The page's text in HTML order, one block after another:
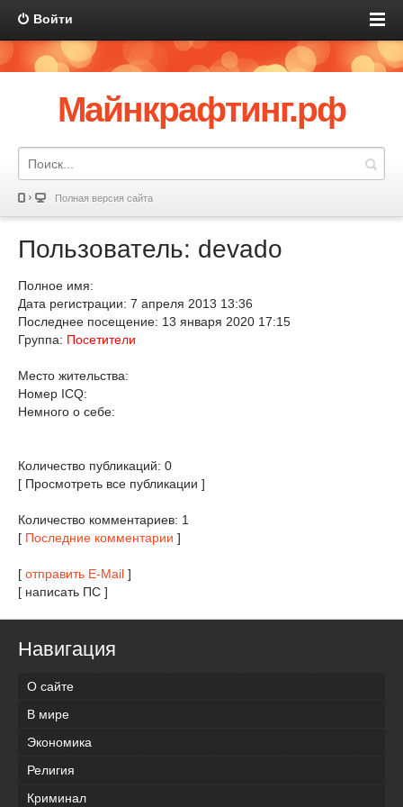
Войти
Майнкрафтинг.рф
Полная версия сайта
Пользователь: devado
Полное имя:
Дата регистрации: 7 апреля 2013 13:36
Последнее посещение: 13 января 2020 17:15
Группа: Посетители
Место жительства:
Номер ICQ:
Немного о себе:
Количество публикаций: 0
[ Просмотреть все публикации ]
Количество комментариев: 1
[ Последние комментарии ]
[ отправить E-Mail ]
[ написать ПС ]
Навигация
О сайте
В мире
Экономика
Религия
Криминал